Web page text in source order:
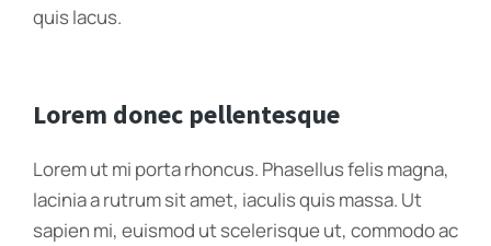
quis lacus.
Lorem donec pellentesque
Lorem ut mi porta rhoncus. Phasellus felis magna,
lacinia a rutrum sit amet, iaculis quis massa. Ut
sapien mi, euismod ut scelerisque ut, commodo ac